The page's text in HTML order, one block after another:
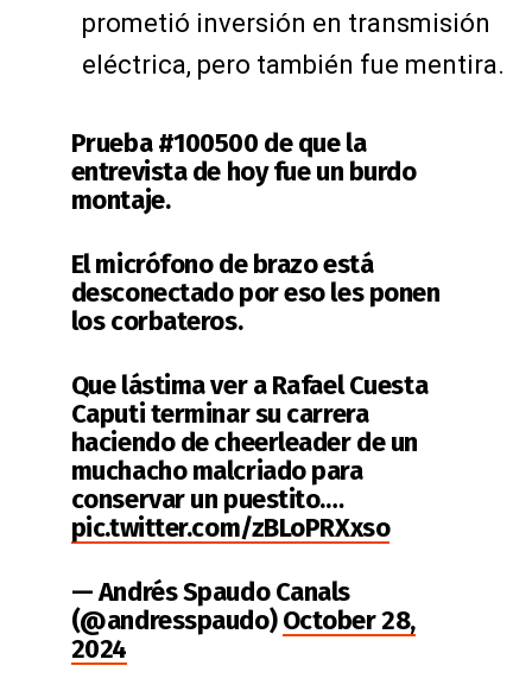
prometió inversión en transmisión
eléctrica, pero también fue mentira.
Prueba #100500 de que la
entrevista de hoy fue un burdo
montaje.
El micrófono de brazo está
desconectado por eso les ponen
los corbateros.
Que lástima ver a Rafael Cuesta
Caputi terminar su carrera
haciendo de cheerleader de un
muchacho malcriado para
conservar un puestito.…
pic.twitter.com/zBLoPRXxso
— Andrés Spaudo Canals
(@andresspaudo)October 28,
2024